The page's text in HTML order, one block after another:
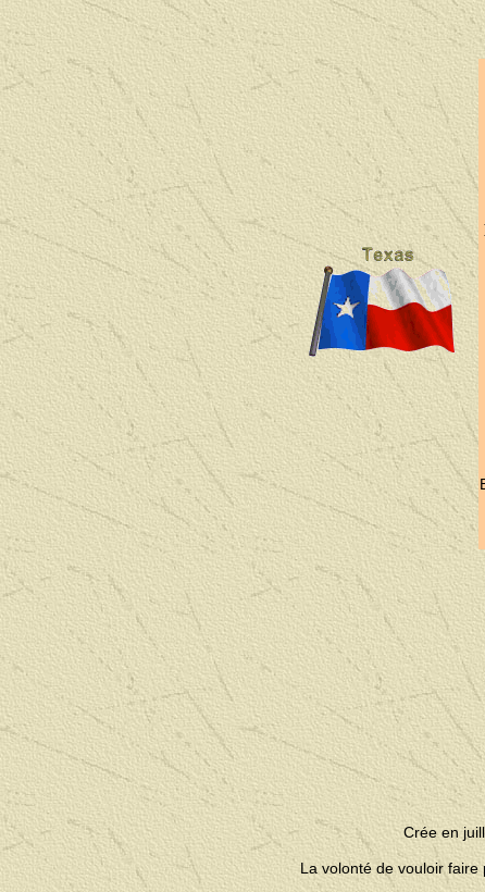
Crée en
La volonté de vouloir